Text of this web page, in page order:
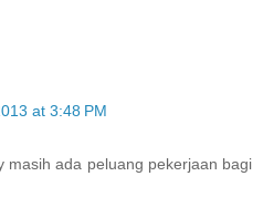
at 3:48 PM
masih ada peluang pekerjaan bagi